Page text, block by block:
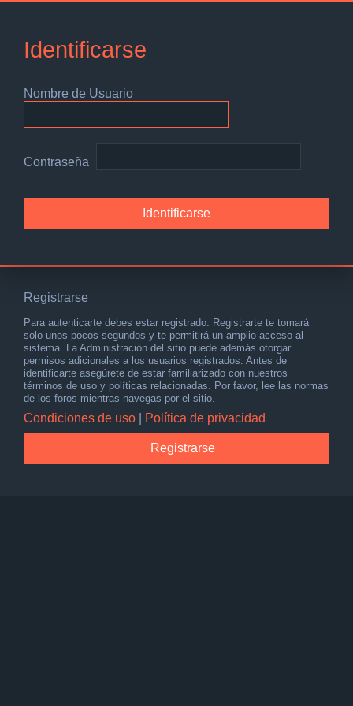
Identificarse
Nombre de Usuario
Contraseña
Registrarse
Para autenticarte debes estar registrado. Registrarte te tomará
solo unos pocos segundos y te permitirá un amplio acceso al
sistema. La Administración del sitio puede además otorgar
permisos adicionales a los usuarios registrados. Antes de
identificarte asegúrete de estar familiarizado con nuestros
términos de uso y políticas relacionadas. Por favor, lee las normas
de los foros mientras navegas por el sitio.
Condiciones de uso Política de privacidad
Registrarse